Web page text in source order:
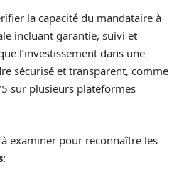
la capacité du mandataire à
incluant garantie, suivi et
l’investissement dans une
sécurisé et transparent, comme
sur plusieurs plateformes
examiner pour reconnaître les
: